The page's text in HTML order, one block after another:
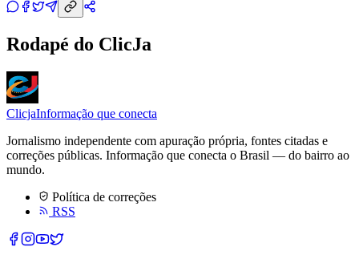
Rodapé do ClicJa
ClicjaInformação que conecta
Jornalismo independente com apuração própria, fontes citadas e
correções públicas. Informação que conecta o Brasil — do bairro ao
mundo.
Política de correções
RSS